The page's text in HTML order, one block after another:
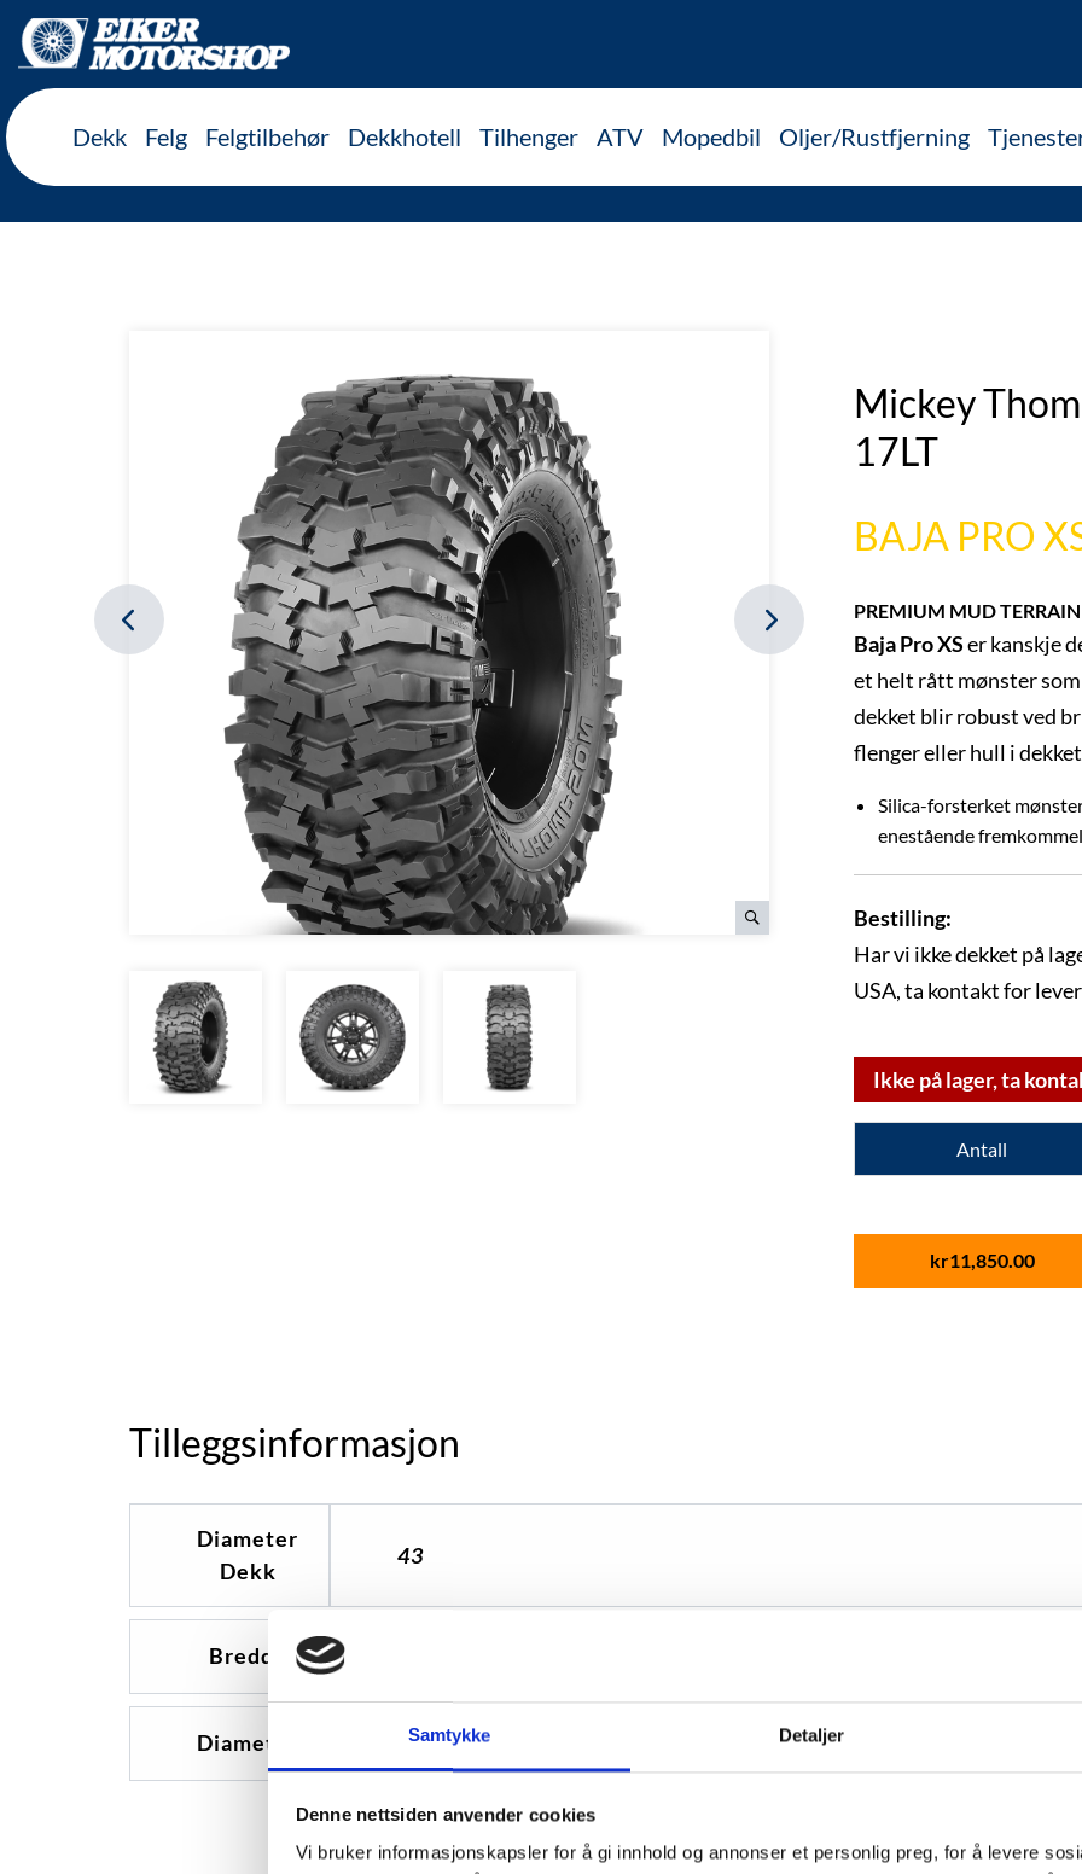
Samtykke Detaljer
Denne nettsiden anvender cookies
Vi bruker informasjonskapsler for å gi innhold og annonser et personlig preg, for å levere
Dekk Felg Felgtilbehør Dekkhotell Tilhenger ATV Mopedbil Oljer/Rustfjerning
Mickey
17LT
BAJA PRO
PREMIUM MUD
Baja Pro XSer kanskje
et helt rått mønster som
dekket blir robust ved
flenger eller hull i
Silica-forsterket
enestående
Bestilling:
Har vi ikke dekket på
USA, ta kontakt for
Ikke på lager, ta
Antall
kr11,850.00
Inkl. mva
Tilleggsinformasjon
Diameter
Dekk
43
Bredde
Diameter 17